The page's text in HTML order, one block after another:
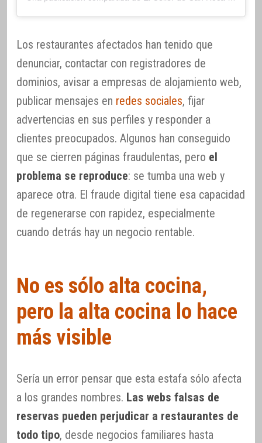
Los restaurantes afectados han tenido que
denunciar, contactar con registradores de
dominios, avisar a empresas de alojamiento web,
publicar mensajes en redes sociales, fijar
advertencias en sus perfiles y responder a
clientes preocupados. Algunos han conseguido
que se cierren páginas fraudulentas, pero el
problema se reproduce: se tumba una web y
aparece otra. El fraude digital tiene esa capacidad
de regenerarse con rapidez, especialmente
cuando detrás hay un negocio rentable.
No es sólo alta cocina,
pero la alta cocina lo hace
más visible
Sería un error pensar que esta estafa sólo afecta
a los grandes nombres. Las webs falsas de
reservas pueden perjudicar a restaurantes de
todo tipo, desde negocios familiares hasta